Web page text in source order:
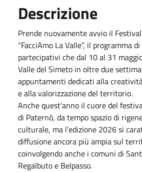
Descrizione
Prende nuovamente avvio il
“FacciAmo La Valle”, il programma
partecipativi che dal 10 al 31
Valle del Simeto in oltre due
appuntamenti dedicati alla
e alla valorizzazione del territorio.
Anche quest’anno il cuore del
di Paternò, da tempo spazio di
culturale, ma l’edizione 2026 si
diffusione ancora più ampia sul
coinvolgendo anche i comuni di
Regalbuto e Belpasso.